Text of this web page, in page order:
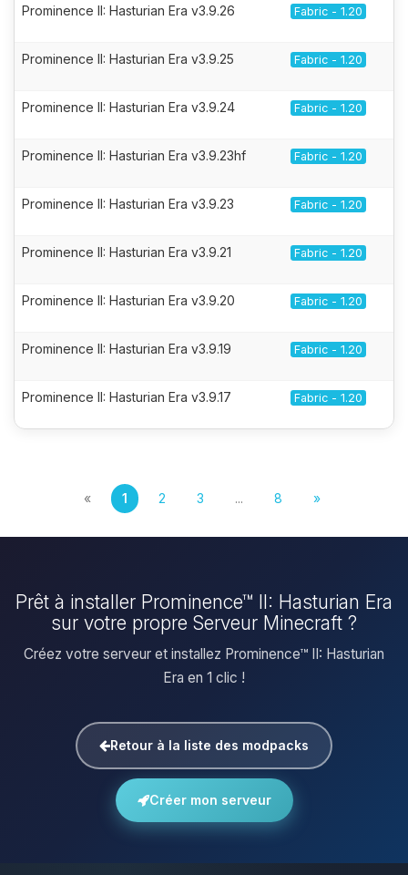
Prominence II: Hasturian Era v3.9.26 Fabric - 1.20
Prominence II: Hasturian Era v3.9.25 Fabric - 1.20
Prominence II: Hasturian Era v3.9.24 Fabric - 1.20
Prominence II: Hasturian Era v3.9.23hf Fabric - 1.20
Prominence II: Hasturian Era v3.9.23 Fabric - 1.20
Prominence II: Hasturian Era v3.9.21 Fabric - 1.20
Prominence II: Hasturian Era v3.9.20 Fabric - 1.20
Prominence II: Hasturian Era v3.9.19 Fabric - 1.20
Prominence II: Hasturian Era v3.9.17 Fabric - 1.20
« 1 2 3 ... 8 »
Prêt à installer Prominence™ II: Hasturian Era
sur votre propre Serveur Minecraft ?
Créez votre serveur et installez Prominence™ II: Hasturian
Era en 1 clic !
Retour à la liste des modpacks
Créer mon serveur